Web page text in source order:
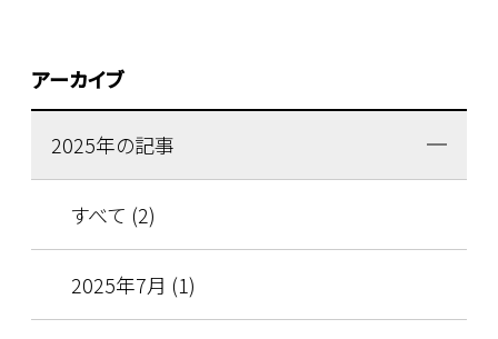
アーカイブ
2025年の記事
すべて (2)
2025年7月 (1)